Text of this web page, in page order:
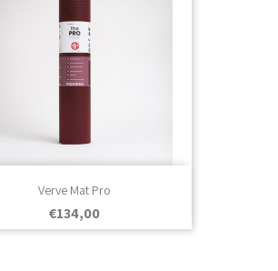
Verve Mat Pro
Prezo
€134,00